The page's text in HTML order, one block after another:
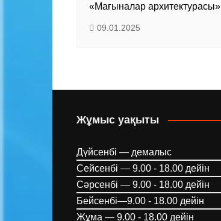
«Мағыналар архитектурасы»
09.01.2025
Жұмыс уақыты
Дүйсенбі — демалыс
Сейсенбі — 9.00 - 18.00 дейін
Сәрсенбі — 9.00 - 18.00 дейін
Бейсенбі—9.00 - 18.00 дейін
Жұма — 9.00 - 18.00 дейін